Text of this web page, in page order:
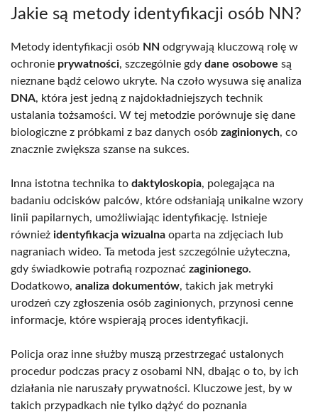
Jakie są metody identyfikacji osób NN?
Metody identyfikacji osób NN odgrywają kluczową rolę w
ochronie prywatności, szczególnie gdy dane osobowe są
nieznane bądź celowo ukryte. Na czoło wysuwa się analiza
DNA, która jest jedną z najdokładniejszych technik
ustalania tożsamości. W tej metodzie porównuje się dane
biologiczne z próbkami z baz danych osób zaginionych, co
znacznie zwiększa szanse na sukces.
Inna istotna technika to daktyloskopia, polegająca na
badaniu odcisków palców, które odsłaniają unikalne wzory
linii papilarnych, umożliwiając identyfikację. Istnieje
również identyfikacja wizualna oparta na zdjęciach lub
nagraniach wideo. Ta metoda jest szczególnie użyteczna,
gdy świadkowie potrafią rozpoznać zaginionego.
Dodatkowo, analiza dokumentów, takich jak metryki
urodzeń czy zgłoszenia osób zaginionych, przynosi cenne
informacje, które wspierają proces identyfikacji.
Policja oraz inne służby muszą przestrzegać ustalonych
procedur podczas pracy z osobami NN, dbając o to, by ich
działania nie naruszały prywatności. Kluczowe jest, by w
takich przypadkach nie tylko dążyć do poznania